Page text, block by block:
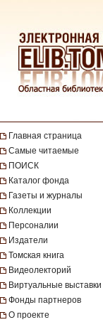
Главная страница
Самые читаемые
ПОИСК
Каталог фонда
Газеты и журналы
Коллекции
Персоналии
Издатели
Томская книга
Видеолекторий
Виртуальные выставки
Фонды партнеров
О проекте